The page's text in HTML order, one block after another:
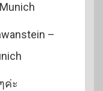
–
ค่ะ